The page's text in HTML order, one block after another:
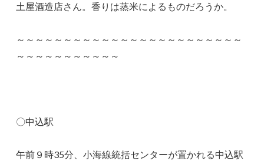
土屋酒造店さん。香りは蒸米によるものだろうか。
～～～～～～～～～～～～～～～～～～～～～～～～
～～～～～～～～～～～
〇中込駅
午前９時35分、小海線統括センターが置かれる中込駅